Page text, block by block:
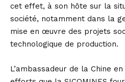
cet effet, à son hôte sur la
société, notamment dans la
mise en œuvre des projets
technologique de production.
L’ambassadeur de la Chine